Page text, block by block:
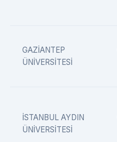
GAZİANTEP
ÜNİVERSİTESİ
İSTANBUL AYDIN
ÜNİVERSİTESİ